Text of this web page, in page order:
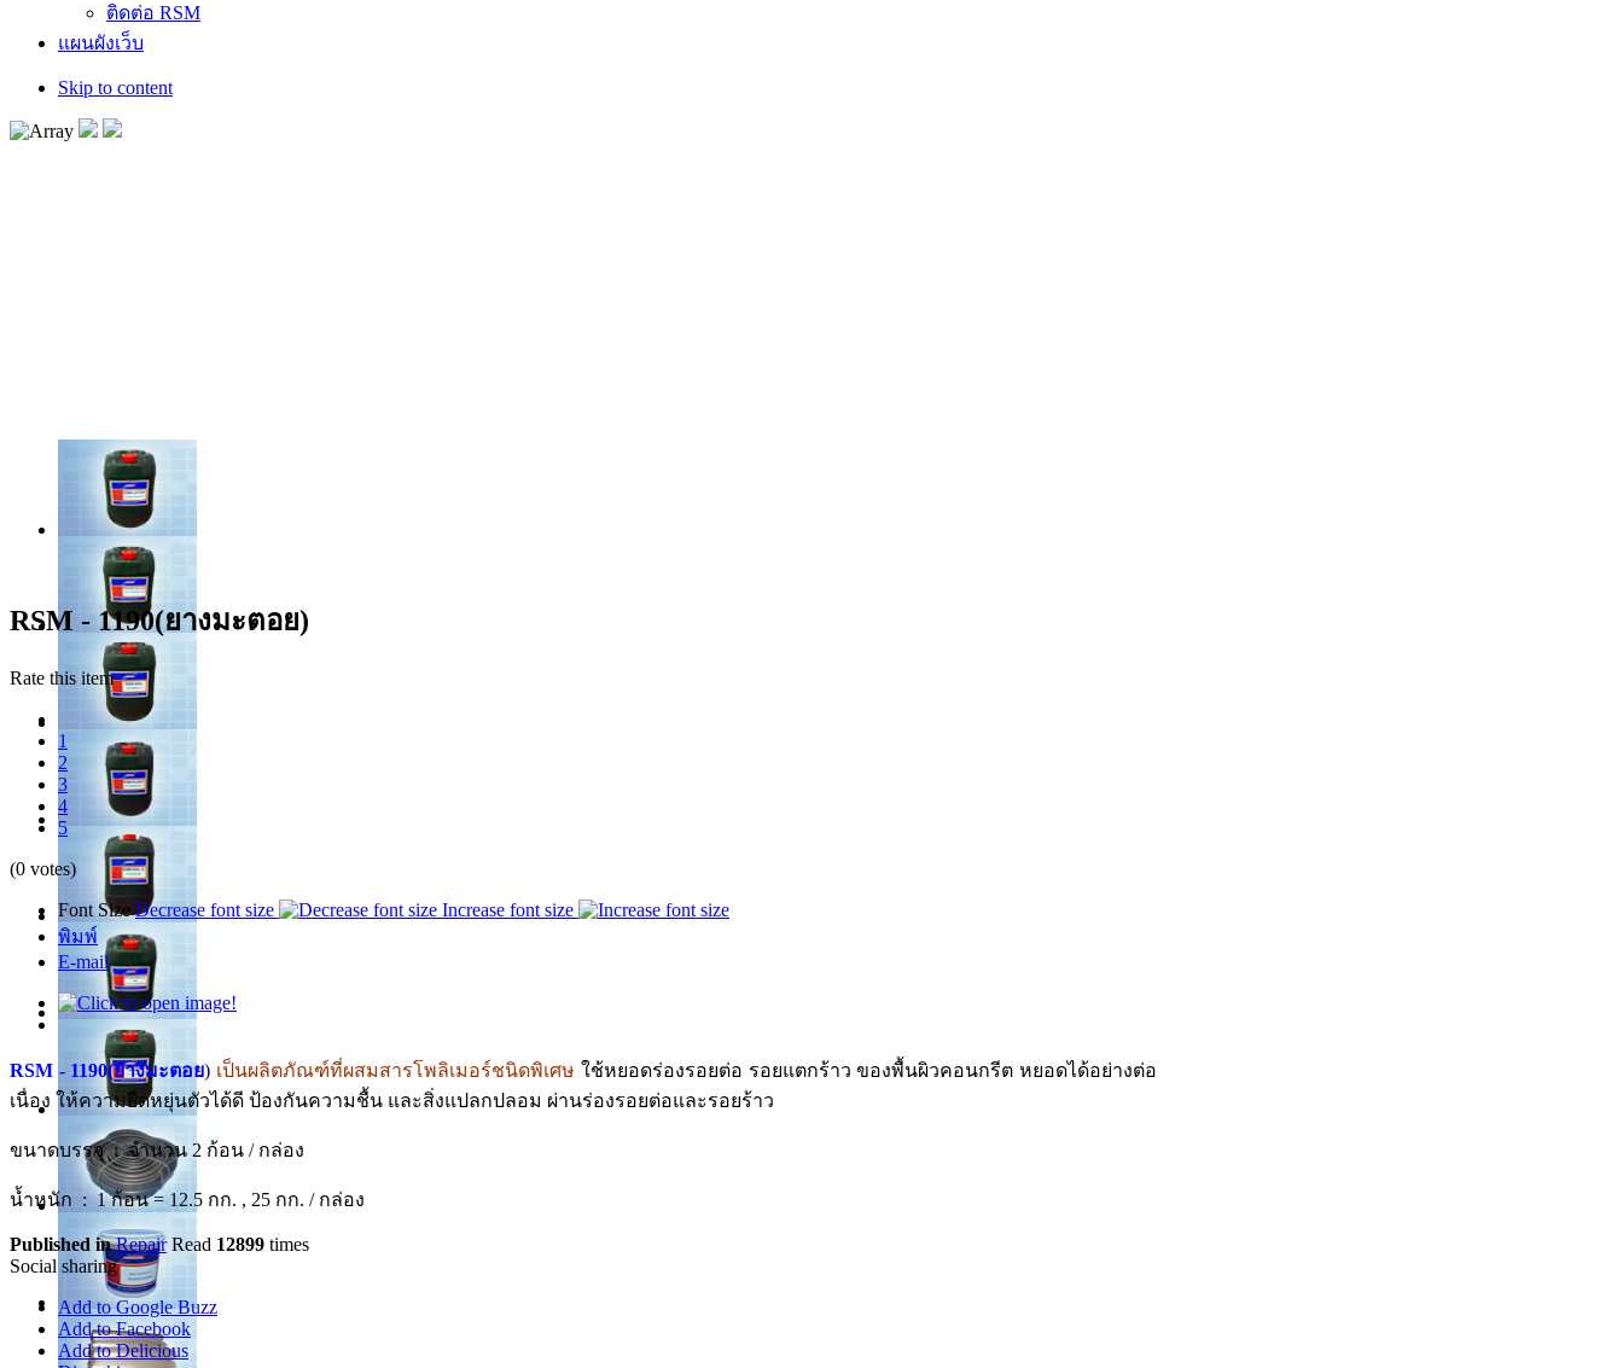
ติดต่อ RSM
แผนผังเว็บ
Skip to content
RSM - 1190(ยางมะตอย)
Rate this item
1
2
3
4
5
(0 votes)
Font Size Decrease font size
Increase font size
พิมพ์
E-mail
RSM - 1190(ยางมะตอย) เป็นผลิตภัณฑ์ที่ผสมสารโพลิเมอร์ชนิดพิเศษ ใช้หยอดร่องรอยต่อ รอยแตกร้าว ของพื้นผิวคอนกรีต หยอดได้อย่างต่อ
เนื่อง ให้ความยืดหยุ่นตัวได้ดี ป้องกันความชื้น และสิ่งแปลกปลอม ผ่านร่องรอยต่อและรอยร้าว
ขนาดบรรจุ : จำนวน 2 ก้อน / กล่อง
น้ำหนัก : 1 ก้อน = 12.5 กก. , 25 กก. / กล่อง
Published in Repair Read 12899 times
Social sharing
Add to Google Buzz
Add to Facebook
Add to Delicious